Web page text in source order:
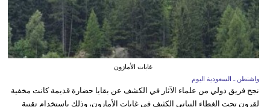
غابات الأمازون
واشنطن ـ السعودية اليوم
نجح فريق دولي من علماء الآثار في الكشف عن بقايا حضارة قديمة كانت مخفية
لقرون تحت الغطاء النباتي الكثيف في غابات الأمازون، وذلك باستخدام تقنية